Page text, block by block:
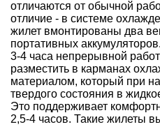
отличаются от обычной
отличие - в системе
жилет вмонтированы два
портативных
3-4 часа непрерывной
разместить в карманах
материалом, который при
твердого состояния в
Это поддерживает
2,5-4 часов. Такие жилеты